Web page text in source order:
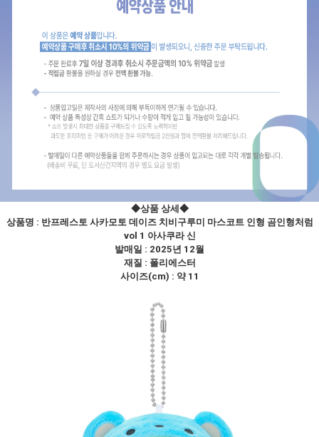
◆상품 상세◆
상품명 : 반프레스토 사카모토 데이즈 치비구루미 마스코트 인형 곰인형처럼
vol 1 아사쿠라 신
발매일 : 2025년 12월
재질 : 폴리에스터
사이즈(cm) : 약 11